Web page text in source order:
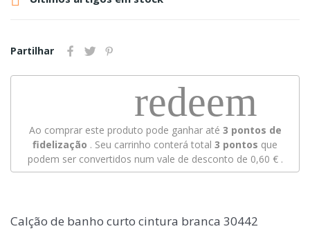
Partilhar
redeem
Ao comprar este produto pode ganhar até 3 pontos de
fidelização . Seu carrinho conterá total 3 pontos que
podem ser convertidos num vale de desconto de 0,60 €.
Calção de banho curto cintura branca 30442